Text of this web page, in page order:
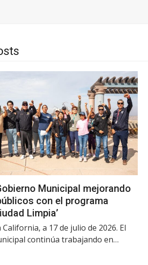
Municipal mejorando
con el programa
Limpia’
a 17 de julio de 2026. El
continúa trabajando en…